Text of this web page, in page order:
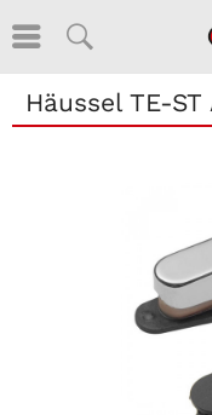
Häussel TE-